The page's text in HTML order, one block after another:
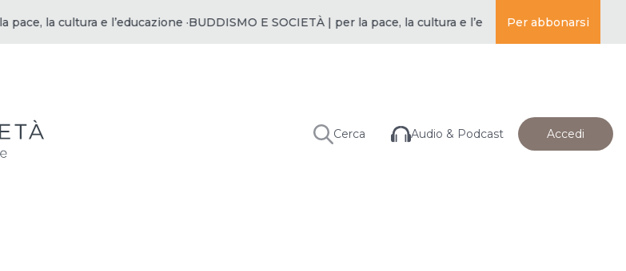
la cultura e l’educazione ·BUDDISMO E SOCIETÀ | per la pace, la cultura e l’educazione ·BUDDISMO E
Per abbonarsi
Cerca Audio & Podcast Accedi